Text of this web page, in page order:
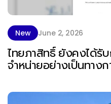
New June 2, 2026
ไทยภาสิทธิ์ ยังคงได้รั
จำหน่ายอย่างเป็นทางก